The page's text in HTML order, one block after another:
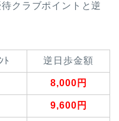
クラブポイントと逆
ﾄ 逆日歩金額
8,000円
9,600円